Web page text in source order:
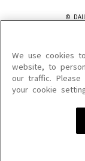
©
このサイトに掲載されて
を問わず、著作権法の定
を禁じます。
楽曲及びコンテンツは、
楽曲及びコンテンツの配
We use cookies
website, to
our traffic. Please
your cookie